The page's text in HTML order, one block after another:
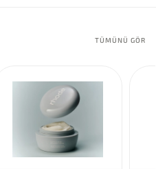
TÜMÜNÜ GÖR